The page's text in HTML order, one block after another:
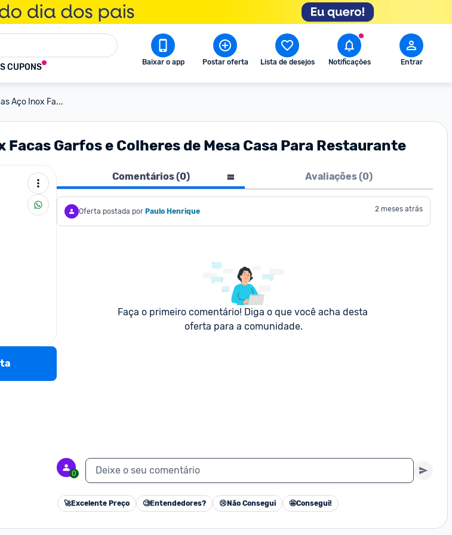
CUPONS Baixar o app Postar oferta Lista de desejos Notificações Entrar
Aço Inox Fa...
Garfos e Colheres de Mesa Casa Para Restaurante
Comentários (0) Avaliações (0)
Oferta postada por Paulo Henrique 2 meses atrás
Faça o primeiro comentário! Diga o que você acha desta
oferta para a comunidade.
0 Deixe o seu comentário
🚀Excelente Preço 🧐Entendedores? 😢 Não Consegui 🤩Consegui!